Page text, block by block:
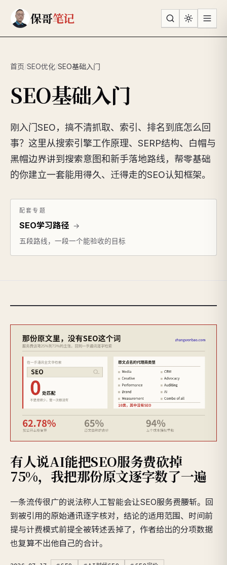
保哥笔记
首页/SEO优化/SEO基础入门
SEO基础入门
刚入门SEO，搞不清抓取、索引、排名到底怎么回
事？这里从搜索引擎工作原理、SERP结构、白帽与
黑帽边界讲到搜索意图和新手落地路线，帮零基础
的你建立一套能用得久、迁得走的SEO认知框架。
配套专题
SEO学习路径 →
五段路线，一段一个能验收的目标
有人说AI能把SEO服务费砍掉
75%，我把那份原文逐字数了一遍
一条流传很广的说法称人工智能会让SEO服务费腰斩。回
到被引用的原始通讯逐字核对，结论的适用范围、时间前
提与计费模式前提全被转述丢掉了，作者给出的分项数据
也复算不出他自己的合计。